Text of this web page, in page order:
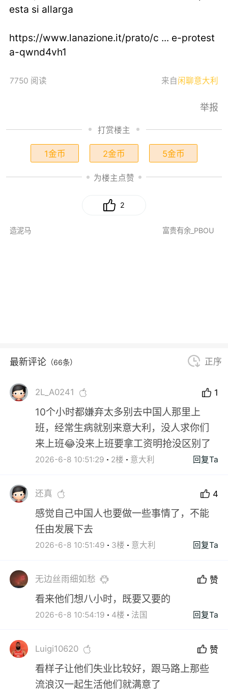
esta si allarga
https://www.lanazione.it/prato/c ... e-protest
a-qwnd4vh1
7750 阅读 来自 闲聊意大利
举报
打赏楼主
1金币 2金币 5金币
为楼主点赞
2
造泥马 富贵有余_PBOU
最新评论 （66条） 正序
2L_A0241 1
10个小时都嫌弃太多别去中国人那里上
班，经常生病就别来意大利，没人求你们
来上班😂没来上班要拿工资明抢没区别了
2026-6-8 10:51:29 2楼 意大利 回复Ta
还真 4
感觉自己中国人也要做一些事情了，不能
任由发展下去
2026-6-8 10:51:49 3楼 意大利 回复Ta
无边丝雨细如愁 赞
看来他们想八小时，既要又要的
2026-6-8 10:54:19 4楼 法国 回复Ta
Luigi10620 赞
看样子让他们失业比较好，跟马路上那些
流浪汉一起生活他们就满意了